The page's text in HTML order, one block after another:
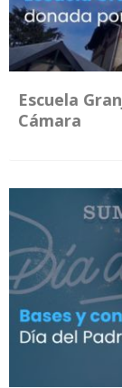
Escuela
Cámara